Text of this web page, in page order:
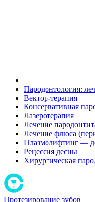
Пародонтология:
Вектор-терапия
Консервативная
Лазеротерапия
Лечение
Лечение флюса
Плазмолифтинг —
Рецессия десны
Хирургическая
Протезирование зубов